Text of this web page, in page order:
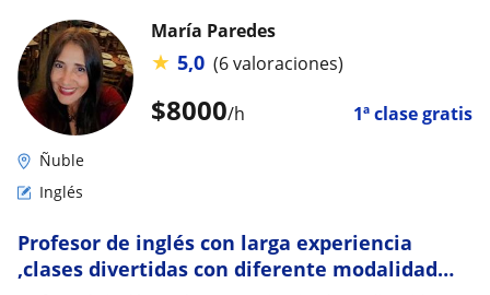
$8000/h 1ª clase gratis
María Paredes
★ 5,0 (6 valoraciones)
Ñuble
Inglés
Profesor de inglés con larga experiencia
,clases divertidas con diferente modalidad